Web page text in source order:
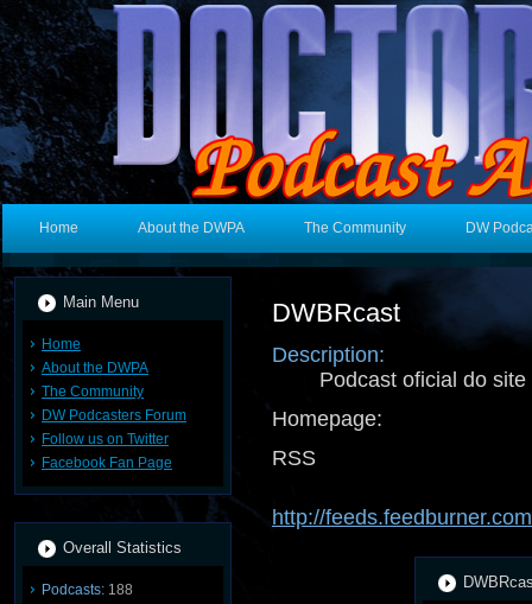
Home About the DWPA The Community DW
Main Menu
Home
About the DWPA
The Community
DW Podcasters Forum
Follow us on Twitter
Facebook Fan Page
Overall Statistics
Podcasts: 188
DWBRcast
Description:
Podcast oficial do
Homepage:
RSS
http://